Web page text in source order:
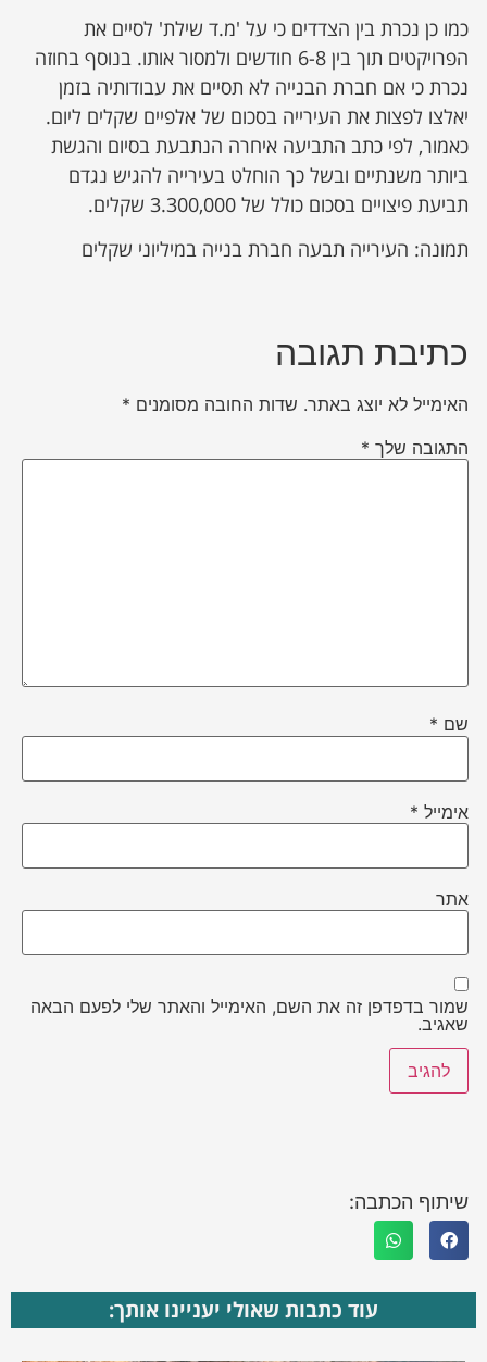
כמו כן נכרת בין הצדדים כי על 'מ.ד שילת' לסיים את
הפרויקטים תוך בין 6-8 חודשים ולמסור אותו. בנוסף בחוזה
נכרת כי אם חברת הבנייה לא תסיים את עבודותיה בזמן
יאלצו לפצות את העירייה בסכום של אלפיים שקלים ליום.
כאמור, לפי כתב התביעה איחרה הנתבעת בסיום והגשת
ביותר משנתיים ובשל כך הוחלט בעירייה להגיש נגדם
תביעת פיצויים בסכום כולל של 3.300,000 שקלים.
תמונה: העירייה תבעה חברת בנייה במיליוני שקלים
כתיבת תגובה
האימייל לא יוצג באתר. שדות החובה מסומנים *
התגובה שלך *
שם *
אימייל *
אתר
שמור בדפדפן זה את השם, האימייל והאתר שלי לפעם הבאה
שאגיב.
שיתוף הכתבה:
עוד כתבות שאולי יעניינו אותך: